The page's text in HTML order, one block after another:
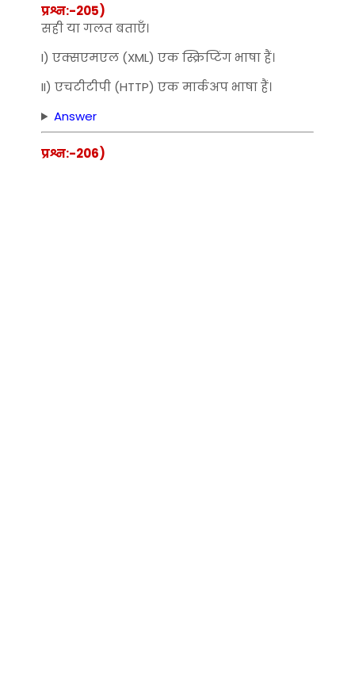
प्रश्न:-205)
सही या गलत बताएँ।
I) एक्‍सएमएल (XML) एक स्क्रिप्टिंग भाषा हैं।
II) एचटीटीपी (HTTP) एक मार्कअप भाषा हैं।
Answer
प्रश्न:-206)